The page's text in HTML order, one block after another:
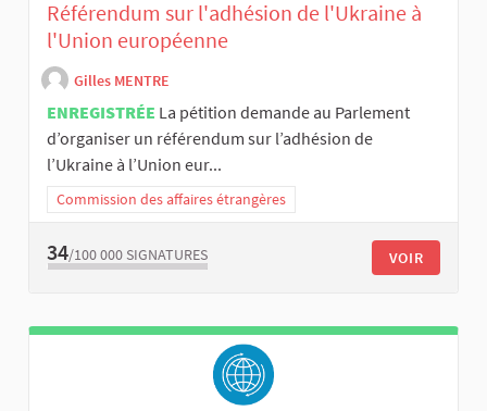
Référendum sur l'adhésion de l'Ukraine à
l'Union européenne
Gilles MENTRE
ENREGISTRÉE La pétition demande au Parlement
d’organiser un référendum sur l’adhésion de
l’Ukraine à l’Union eur...
Commission des affaires étrangères
34/100 000 SIGNATURES VOIR